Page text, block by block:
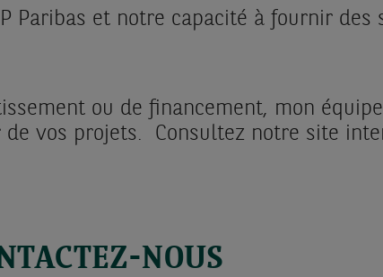
Paribas et notre capacité à fournir
ou de financement, mon
vos projets. Consultez notre site
NOUS